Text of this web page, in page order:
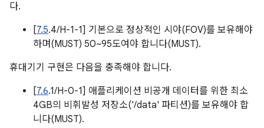
다.
[7.5.4/H-1-1] 기본으로 정상적인 시야(FOV)를 보유해야
하며(MUST) 50~95도여야 합니다(MUST).
휴대기기 구현은 다음을 충족해야 합니다.
[7.6.1/H-0-1] 애플리케이션 비공개 데이터를 위한 최소
4GB의 비휘발성 저장소('/data' 파티션)를 보유해야 합
니다(MUST).